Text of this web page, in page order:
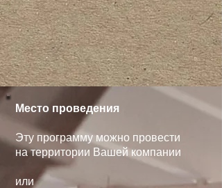
Место проведения
Эту программу можно провести
натерритории Вашей компании
или